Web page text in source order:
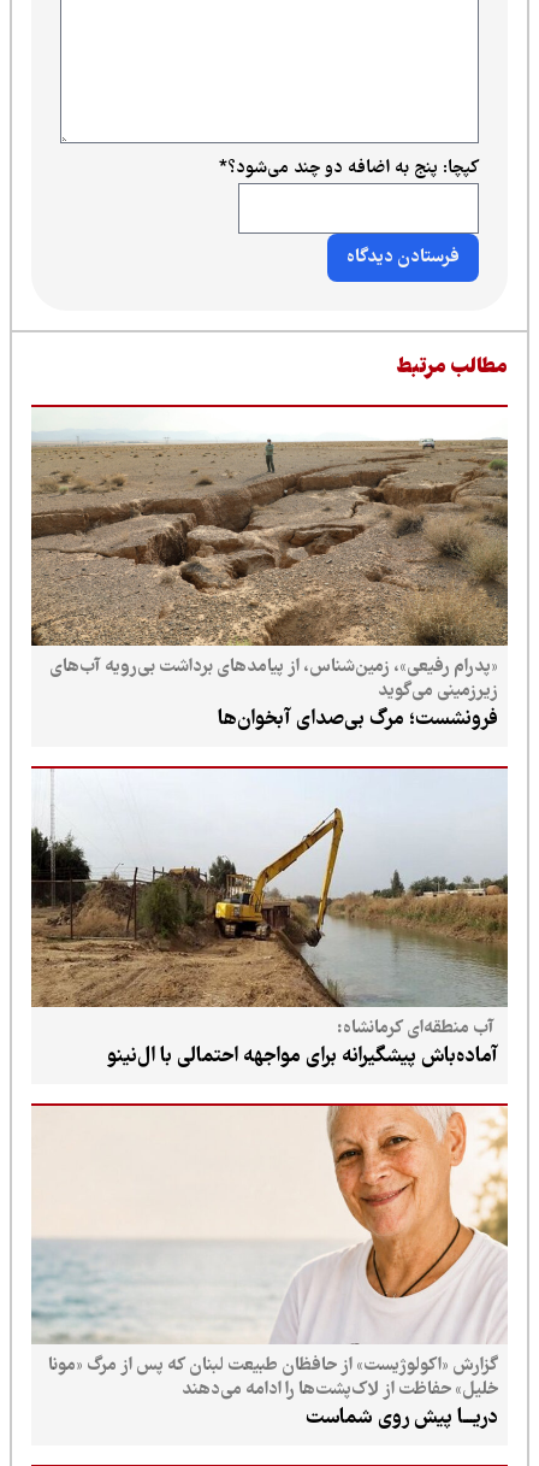
کپچا: پنج به اضافه دو چند می‌شود؟*
مرتبط
«پدرام رفیعی»، زمین‌شناس، از پیامدهای برداشت بی‌رویه آب‌های
زیرزمینی می‌گوید
فرونشست؛ مرگ بی‌صدای آبخوان‌ها
آب منطقه‌ای کرمانشاه:
آماده‌باش پیشگیرانه برای مواجهه احتمالی با ال‌نینو
گزارش «اکولوژیست» از حافظان طبیعت لبنان که پس از مرگ «مونا
خلیل» حفاظت از لاک‌پشت‌ها را ادامه می‌دهند
دریـــا پیش روی شماست